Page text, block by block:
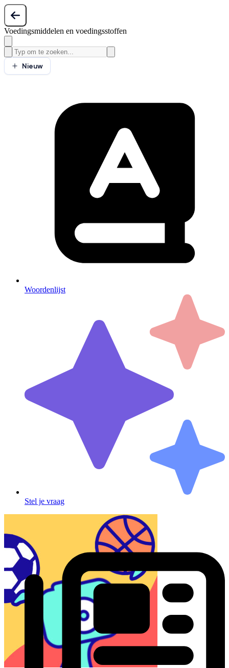
Voedingsmiddelen en voedingsstoffen
Nieuw
Woordenlijst
Stel je vraag